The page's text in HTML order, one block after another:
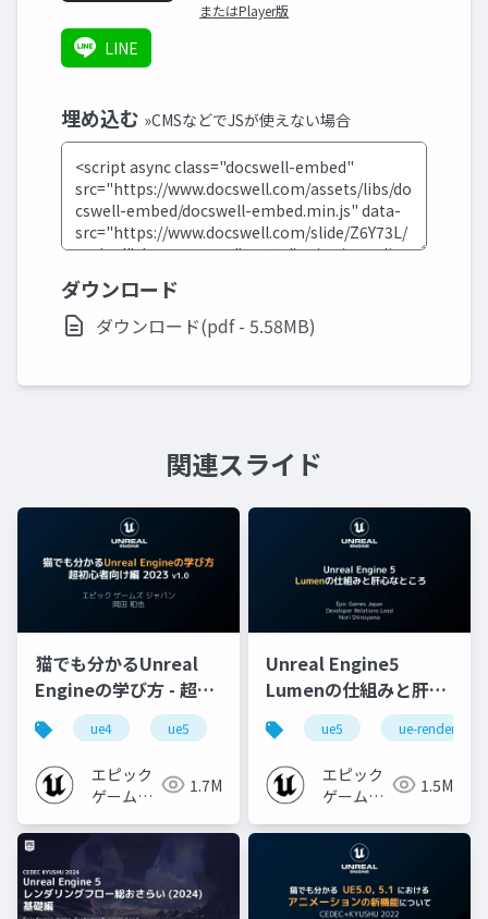
またはPlayer版
LINE
埋め込む »CMSなどでJSが使えない場合
ダウンロード
ダウンロード(pdf - 5.58MB)
関連スライド
猫でも分かるUnreal
Engineの学び方 - 超初
心者向け編 - 2023 v1.0
ue4 ue5 ue-beginner
エピック
ゲームズ
1.7M
Unreal Engine5
Lumenの仕組みと肝心
なところ
ue5 ue-rendering
エピック
ゲームズ
1.5M